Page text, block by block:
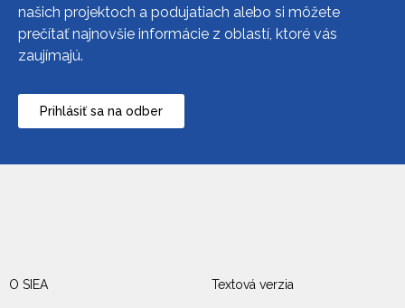
našich projektoch a podujatiach alebo si môžete
prečítať najnovšie informácie z oblastí, ktoré vás
zaujímajú.
Prihlásiť sa na odber
O SIEA Textová verzia